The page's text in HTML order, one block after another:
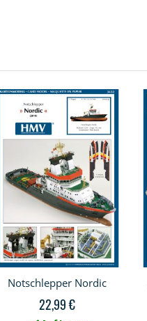
Notschlepper Nordic
22,99 €